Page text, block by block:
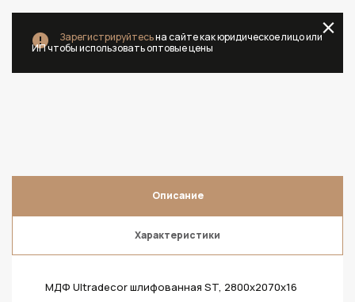
Зарегистрируйтесьна сайте как юридическое лицо или
ИП чтобы использовать оптовые цены
Описание
Характеристики
МДФ Ultradecor шлифованная ST, 2800х2070х16